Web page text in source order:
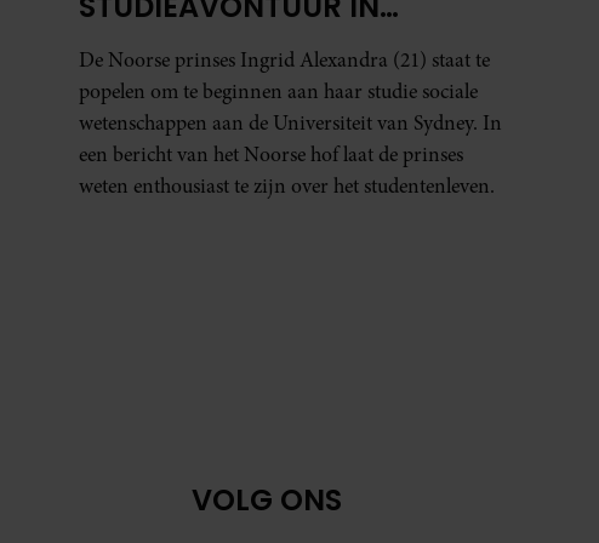
AUSTRALIË: ‘IK KIJK ERNAAR
UIT’
De Noorse prinses Ingrid Alexandra (21) staat te
popelen om te beginnen aan haar studie sociale
wetenschappen aan de Universiteit van Sydney. In
een bericht van het Noorse hof laat de prinses
weten enthousiast te zijn over het studentenleven.
VOLG ONS